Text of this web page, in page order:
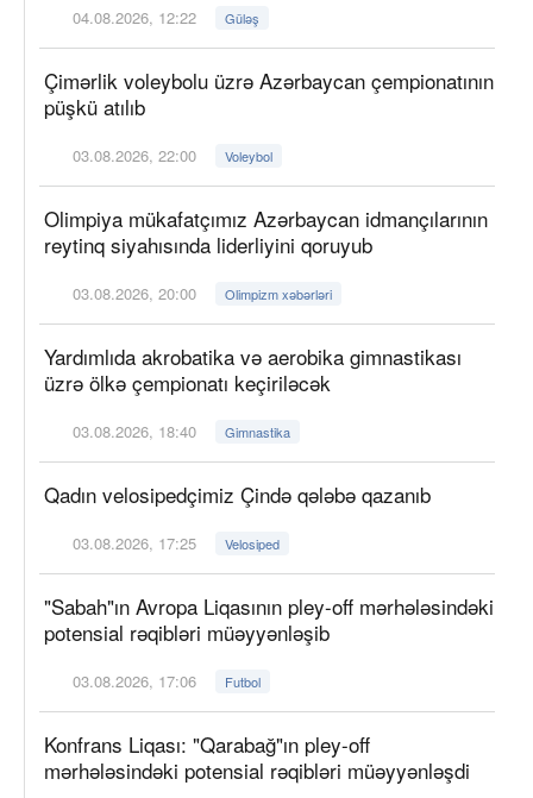
04.08.2026, 12:22 Güləş
Çimərlik voleybolu üzrə Azərbaycan çempionatının
püşkü atılıb
03.08.2026, 22:00 Voleybol
Olimpiya mükafatçımız Azərbaycan idmançılarının
reytinq siyahısında liderliyini qoruyub
03.08.2026, 20:00 Olimpizm xəbərləri
Yardımlıda akrobatika və aerobika gimnastikası
üzrə ölkə çempionatı keçiriləcək
03.08.2026, 18:40 Gimnastika
Qadın velosipedçimiz Çində qələbə qazanıb
03.08.2026, 17:25 Velosiped
"Sabah"ın Avropa Liqasının pley-off mərhələsindəki
potensial rəqibləri müəyyənləşib
03.08.2026, 17:06 Futbol
Konfrans Liqası: "Qarabağ"ın pley-off
mərhələsindəki potensial rəqibləri müəyyənləşdi